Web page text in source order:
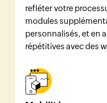
refléter votre
modules
personnalisés, et en
répétitives avec des